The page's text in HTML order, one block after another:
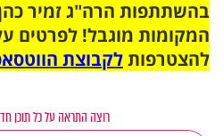
בהשתתפות הרה"ג זמיר
המקומות מוגבל! לפרטים
להצטרפותלקבוצת
רוצה התראה על כל תוכן